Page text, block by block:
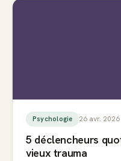
Psychologie 26 avr. 2026
5 déclencheurs
vieux trauma